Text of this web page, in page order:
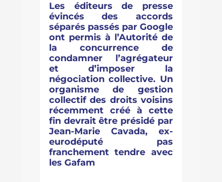
Les éditeurs de presse
évincés des accords
séparés passés par Google
ont permis à l’Autorité de
la concurrence de
condamner l’agrégateur
et d’imposer la
négociation collective. Un
organisme de gestion
collectif des droits voisins
récemment créé à cette
fin devrait être présidé par
Jean-Marie Cavada, ex-
eurodéputé pas
franchement tendre avec
les Gafam